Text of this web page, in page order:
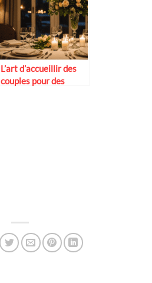
L’art d’accueillir des
couples pour des